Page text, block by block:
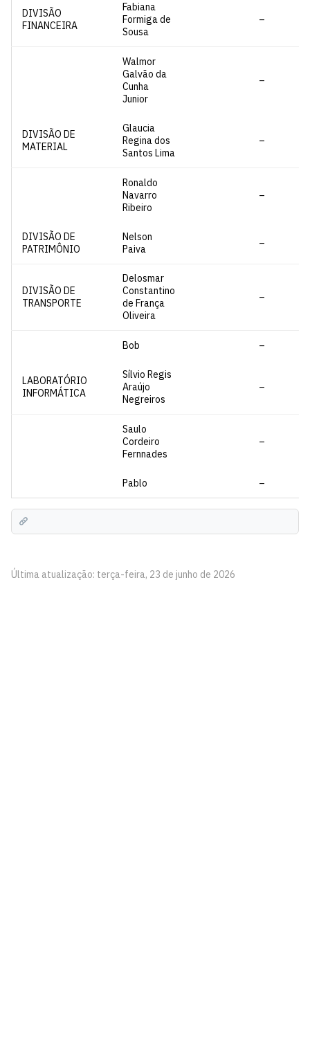
DIVISÃO
FINANCEIRA
Fabiana
Formiga de
Sousa
–
Walmor
Galvão da
Cunha
Junior
–
DIVISÃO DE
MATERIAL
Glaucia
Regina dos
Santos Lima
–
Ronaldo
Navarro
Ribeiro
–
DIVISÃO DE
PATRIMÔNIO
Nelson
Paiva
–
DIVISÃO DE
TRANSPORTE
Delosmar
Constantino
de França
Oliveira
–
Bob –
LABORATÓRIO
INFORMÁTICA
Sílvio Regis
Araújo
Negreiros
–
Saulo
Cordeiro
Fernnades
–
Pablo –
Última atualização: terça-feira, 23 de junho de 2026